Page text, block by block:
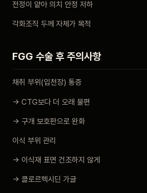
전정이 얕아 의치 안정 저하
각화조직 두께 자체가 목적
FGG 수술 후 주의사항
채취 부위(입천장) 통증
→ CTG보다 더 오래 불편
→ 구개 보호판으로 완화
이식 부위 관리
→ 이식재 표면 건조하지 않게
→ 클로르헥시딘 가글